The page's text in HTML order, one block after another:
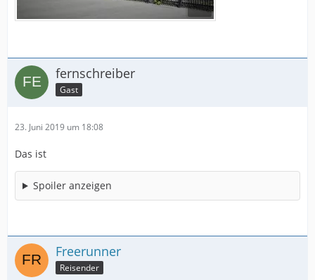
fernschreiber
Gast
23. Juni 2019 um 18:08
Das ist
Spoiler anzeigen
Freerunner
Reisender